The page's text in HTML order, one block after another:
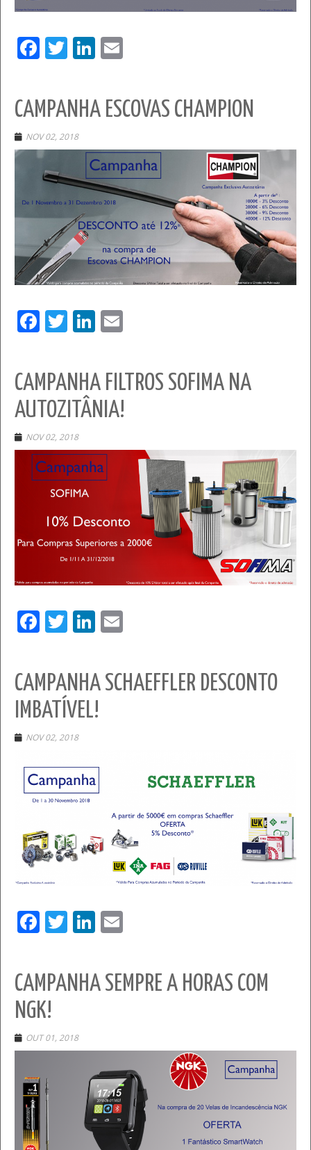
Facebook
TwitterLinkedIn
CAMPANHA ESCOVAS CHAMPION
NOV 02, 2018
Facebook
TwitterLinkedIn
CAMPANHA FILTROS SOFIMA NA
AUTOZITÂNIA!
NOV 02, 2018
Facebook
TwitterLinkedIn
CAMPANHA SCHAEFFLER DESCONTO
IMBATÍVEL!
NOV 02, 2018
Facebook
TwitterLinkedIn
CAMPANHA SEMPRE A HORAS COM
NGK!
OUT 01, 2018